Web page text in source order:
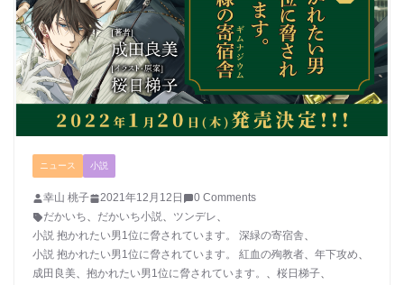
ニュース 小説
幸山 桃子 2021年12月12日
0 Comments
だかいち、 だかいち小説、 ツンデレ、
小説 抱かれたい男1位に脅されています。 深緑の寄宿舎、
小説 抱かれたい男1位に脅されています。 紅血の殉教者、 年下攻め、
成田良美、 抱かれたい男1位に脅されています。 、 桜日梯子、